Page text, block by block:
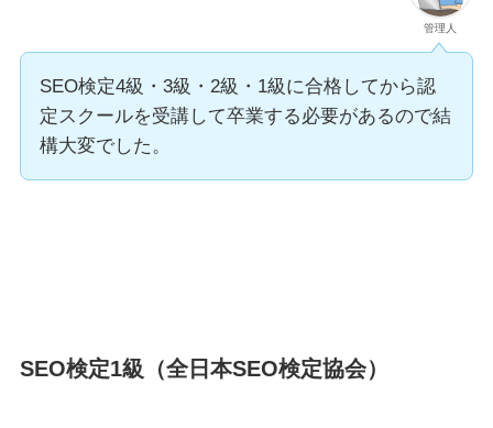
管理人
SEO検定4級・3級・2級・1級に合格してから認
定スクールを受講して卒業する必要があるので結
構大変でした。
SEO検定1級（全日本SEO検定協会）